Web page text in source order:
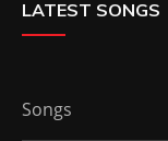
LATEST SONGS
Songs